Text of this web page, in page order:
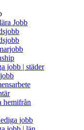
Jobb
jobb | städer
hemifrån
jobb